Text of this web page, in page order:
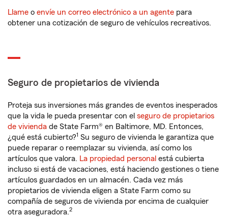
Llame o envíe un correo electrónico a un agente para
obtener una cotización de seguro de vehículos recreativos.
Seguro de propietarios de vivienda
Proteja sus inversiones más grandes de eventos inesperados
que la vida le pueda presentar con el seguro de propietarios
de vivienda de State Farm® en Baltimore, MD. Entonces,
¿qué está cubierto?1 Su seguro de vivienda le garantiza que
puede reparar o reemplazar su vivienda, así como los
artículos que valora. La propiedad personal está cubierta
incluso si está de vacaciones, está haciendo gestiones o tiene
artículos guardados en un almacén. Cada vez más
propietarios de vivienda eligen a State Farm como su
compañía de seguros de vivienda por encima de cualquier
otra aseguradora.2